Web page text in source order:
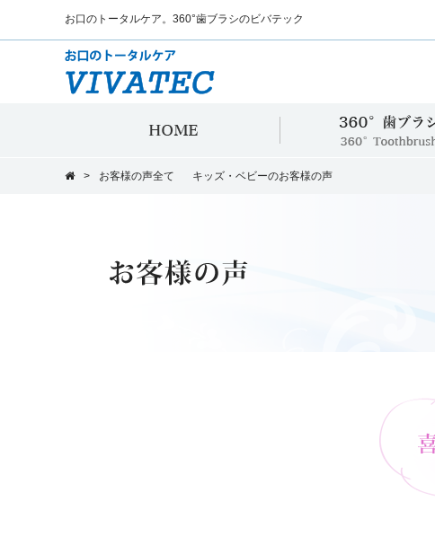
お口のトータルケア。360°歯ブラシのビバテック
> お客様の声全て キッズ・ベビーのお客様の声